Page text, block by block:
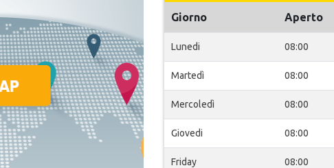
Giorno Aperto
Lunedi 08:00
Martedì 08:00
Mercoledì 08:00
Giovedi 08:00
Friday 08:00